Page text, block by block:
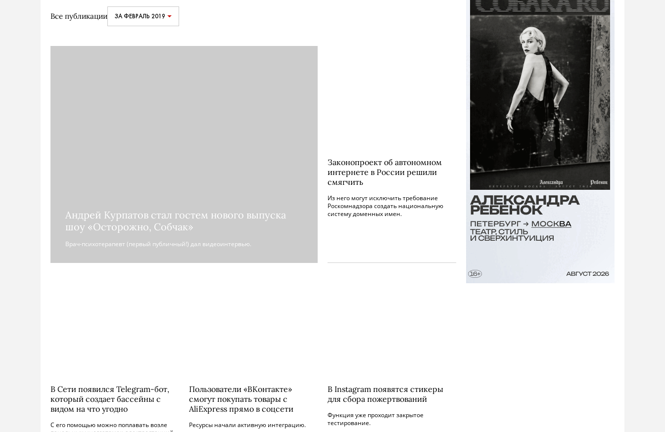
Все публикации ЗА ФЕВРАЛЬ 2019
Андрей Курпатов стал гостем нового выпуска
шоу «Осторожно, Собчак»
Врач-психотерапевт (первый публичный!) дал видеоинтервью.
Законопроект об автономном
интернете в России решили
смягчить
Из него могут исключить требование
Роскомнадзора создать национальную
систему доменных имен.
В Сети появился Telegram-бот,
который создает бассейны с
видом на что угодно
С его помощью можно поплавать возле
Пользователи «ВКонтакте»
смогут покупать товары с
AliExpress прямо в соцсети
Ресурсы начали активную интеграцию.
В Instagram появятся стикеры
для сбора пожертвований
Функция уже проходит закрытое
тестирование.